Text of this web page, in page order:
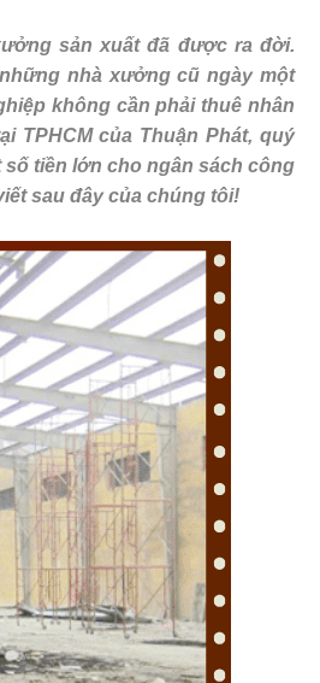
sản xuất đã được ra đời.
nhà xưởng cũ ngày một
không cần phải thuê nhân
TPHCM của Thuận Phát, quý
tiền lớn cho ngân sách công
sau đây của chúng tôi!